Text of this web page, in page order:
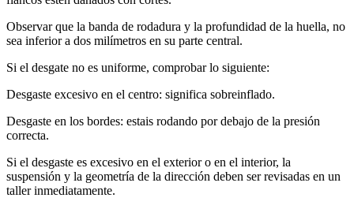
Observar que la banda de rodadura y la profundidad de la huella, no
sea inferior a dos milímetros en su parte central.
Si el desgate no es uniforme, comprobar lo siguiente:
Desgaste excesivo en el centro: significa sobreinflado.
Desgaste en los bordes: estais rodando por debajo de la presión
correcta.
Si el desgaste es excesivo en el exterior o en el interior, la
suspensión y la geometría de la dirección deben ser revisadas en un
taller inmediatamente.